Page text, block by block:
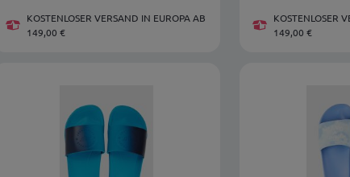
KOSTENLOSER VERSAND IN EUROPA AB
149,00 €
KOSTENLOSER
149,00 €